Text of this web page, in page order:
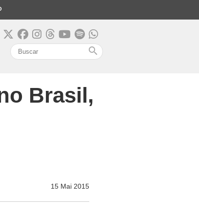
search
Brasil,
15 Mai 2015